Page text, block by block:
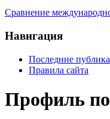
Сравнение
Навигация
Последние
Правила сайта
Профиль